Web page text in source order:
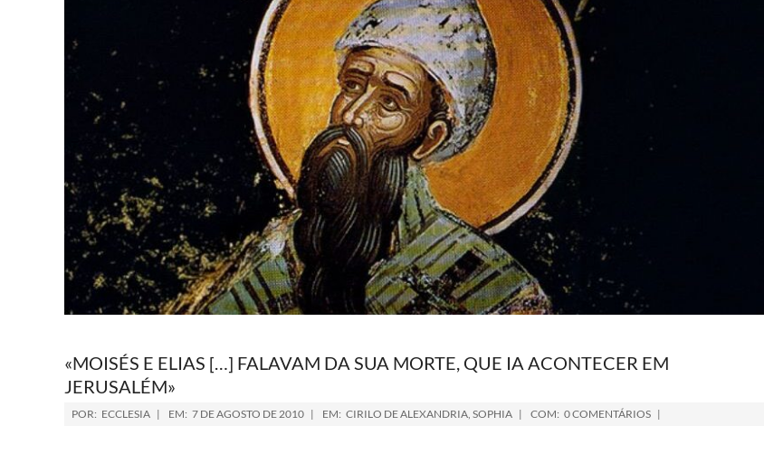
«MOISÉS E ELIAS […] FALAVAM DA SUA MORTE, QUE IA ACONTECER EM
JERUSALÉM»
POR: ECCLESIA EM: 7 DE AGOSTO DE 2010 EM: CIRILO DE ALEXANDRIA, SOPHIA COM: 0 COMENTÁRIOS